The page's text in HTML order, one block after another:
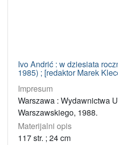
Ivo Andrić : w dziesiata
1985) ; [redaktor Marek
Impresum
Warszawa : Wydawnictwa
Warszawskiego, 1988.
Materijalni opis
117 str. ; 24 cm